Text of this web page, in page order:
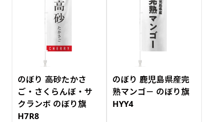
のぼり 高砂たかさ
ご・さくらんぼ・サ
クランボ のぼり旗
H7R8
のぼり 鹿児島県産完
熟マンゴ－ のぼり旗
HYY4